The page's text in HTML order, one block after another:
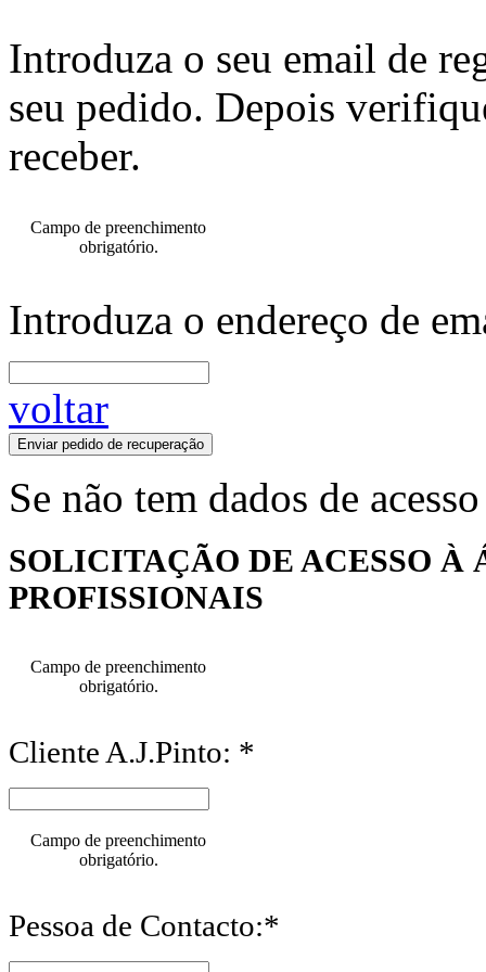
Introduza o seu email de
seu pedido. Depois
receber.
Campo de preenchimento
obrigatório.
Introduza o endereço de
voltar
Enviar pedido de recuperação
Se não tem dados de
SOLICITAÇÃO DE ACESSO À
PROFISSIONAIS
Campo de preenchimento
obrigatório.
Cliente A.J.Pinto: *
Campo de preenchimento
obrigatório.
Pessoa de Contacto:*